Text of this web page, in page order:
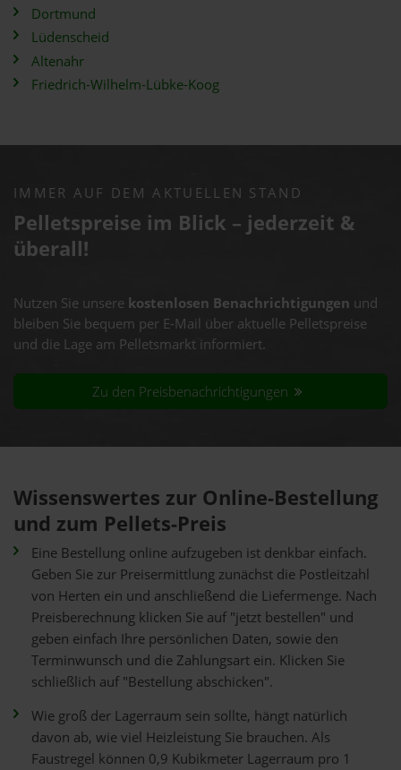
Dortmund
Lüdenscheid
Altenahr
Friedrich-Wilhelm-Lübke-Koog
IMMER AUF DEM AKTUELLEN STAND
Pelletspreise im Blick – jederzeit &
überall!
Nutzen Sie unsere kostenlosen Benachrichtigungen und
bleiben Sie bequem per E-Mail über aktuelle Pelletspreise
und die Lage am Pelletsmarkt informiert.
Zu den Preisbenachrichtigungen
Wissenswertes zur Online-Bestellung
und zum Pellets-Preis
Eine Bestellung online aufzugeben ist denkbar einfach.
Geben Sie zur Preisermittlung zunächst die Postleitzahl
von Herten ein und anschließend die Liefermenge. Nach
Preisberechnung klicken Sie auf "jetzt bestellen" und
geben einfach Ihre persönlichen Daten, sowie den
Terminwunsch und die Zahlungsart ein. Klicken Sie
schließlich auf "Bestellung abschicken".
Wie groß der Lagerraum sein sollte, hängt natürlich
davon ab, wie viel Heizleistung Sie brauchen. Als
Faustregel können 0,9 Kubikmeter Lagerraum pro 1